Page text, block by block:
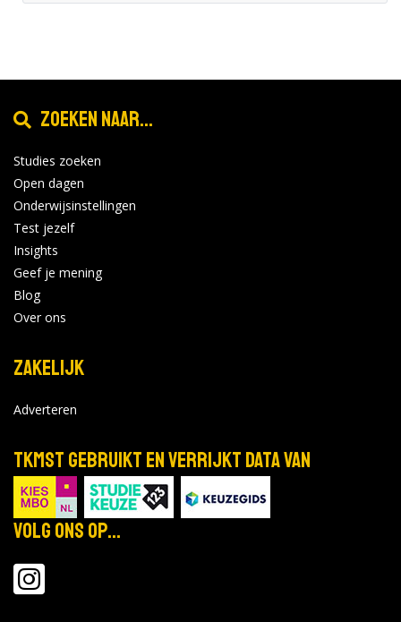
Zoeken naar...
Studies zoeken
Open dagen
Onderwijsinstellingen
Test jezelf
Insights
Geef je mening
Blog
Over ons
Zakelijk
Adverteren
TKMST gebruikt en verrijkt data van
Volg ons op...